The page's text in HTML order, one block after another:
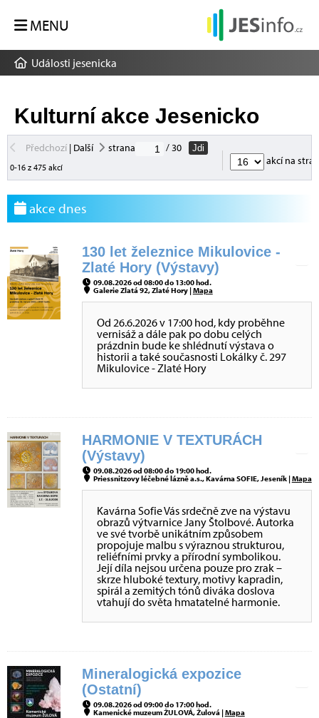
MENU
Události jesenicka
Kulturní akce Jesenicko
Předchozí| Další strana / 30
Jdi
0-16 z 475 akcí
akcí na
akce dnes
130 let železnice Mikulovice -
Zlaté Hory (Výstavy)
09.08.2026 od 08:00 do 13:00 hod.
Galerie Zlatá 92, Zlaté Hory |Mapa
Od 26.6.2026 v 17:00 hod, kdy proběhne
vernisáž a dále pak po dobu celých
prázdnin bude ke shlédnutí výstava o
historii a také současnosti Lokálky č. 297
Mikulovice - Zlaté Hory
HARMONIE V TEXTURÁCH
(Výstavy)
09.08.2026 od 08:00 do 19:00 hod.
Priessnitzovy léčebné lázně a.s., Kavárna SOFIE, Jeseník |Mapa
Kavárna Sofie Vás srdečně zve na výstavu
obrazů výtvarnice Jany Štolbové. Autorka
ve své tvorbě unikátním způsobem
propojuje malbu s výraznou strukturou,
reliéfními prvky a přírodní symbolikou.
Její díla nejsou určena pouze pro zrak –
skrze hluboké textury, motivy kapradin,
spirál a zemitých tónů diváka doslova
vtahují do světa hmatatelné harmonie.
Mineralogická expozice
(Ostatní)
09.08.2026 od 09:00 do 17:00 hod.
Kamenické muzeum ŽULOVÁ, Žulová |Mapa